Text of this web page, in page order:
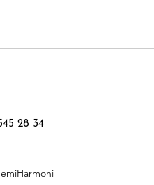
28 34